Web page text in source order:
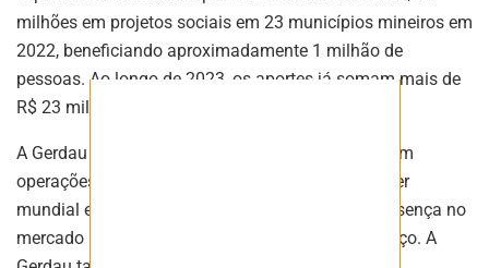
milhões em projetos sociais em 23 municípios mineiros em
2022, beneficiando aproximadamente 1 milhão de
pessoas. Ao longo de 2023, os aportes já somam mais de
R$ 23 milhões.
A Gerdau é uma empresa siderúrgica brasileira com
operações em mais de 10 países. A empresa é líder
mundial em produção de aço e tem uma forte presença no
mercado brasileiro, onde é a maior produtora de aço. A
ASSINAR